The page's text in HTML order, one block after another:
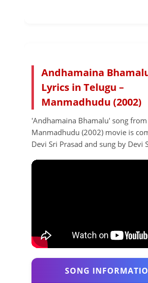
Andhamaina
Lyrics in Telugu –
Manmadhudu (2002)
'Andhamaina Bhamalu' song from
Manmadhudu (2002) movie is
Devi Sri Prasad and sung by Devi
SONG